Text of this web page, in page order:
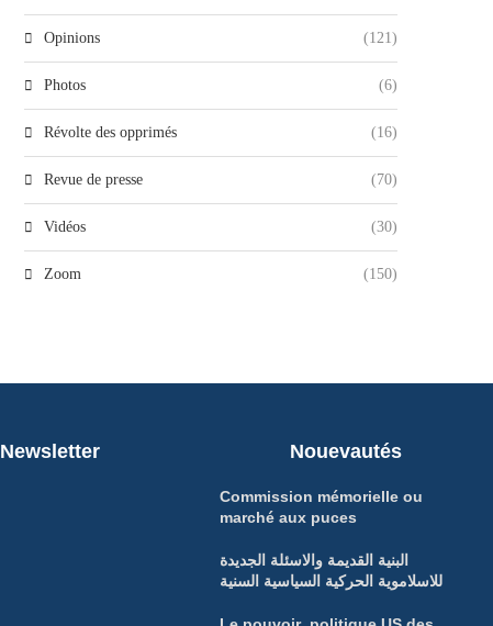
Opinions (121)
Photos (6)
Révolte des opprimés (16)
Revue de presse (70)
Vidéos (30)
Zoom (150)
Newsletter Nouevautés
Commission mémorielle ou
marché aux puces
البنية القديمة والاسئلة الجديدة
للاسلاموية الحركية السياسية السنية